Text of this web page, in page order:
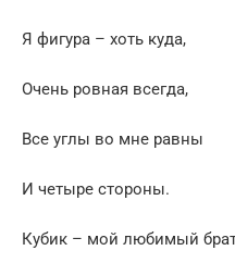
Я фигура – хоть куда,
Очень ровная всегда,
Все углы во мне равны
И четыре стороны.
Кубик – мой любимый